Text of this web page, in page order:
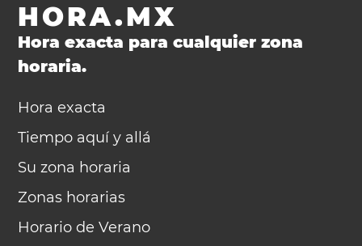
HORA.MX
Hora exacta para cualquier zona
horaria.
Hora exacta
Tiempo aquí y allá
Su zona horaria
Zonas horarias
Horario de Verano